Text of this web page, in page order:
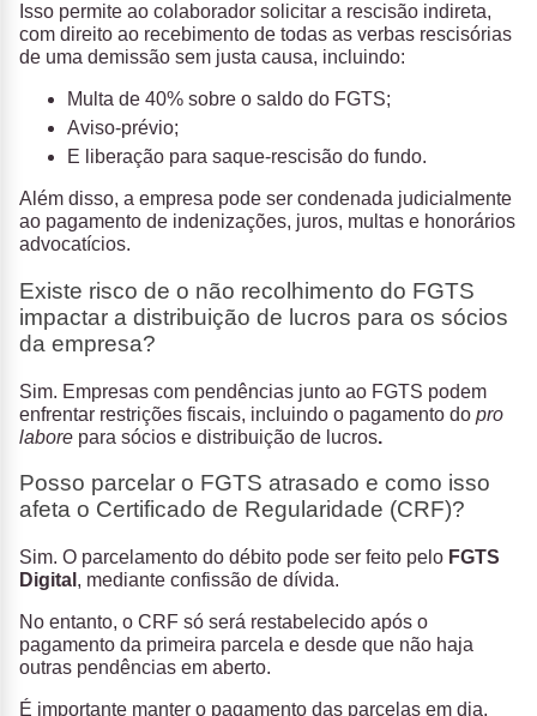
Isso permite ao colaborador solicitar a rescisão indireta,
com direito ao recebimento de todas as verbas rescisórias
de uma demissão sem justa causa, incluindo:
Multa de 40% sobre o saldo do FGTS;
Aviso-prévio;
E liberação para saque-rescisão do fundo.
Além disso, a empresa pode ser condenada judicialmente
ao pagamento de indenizações, juros, multas e honorários
advocatícios.
Existe risco de o não recolhimento do FGTS
impactar a distribuição de lucros para os sócios
da empresa?
Sim. Empresas com pendências junto ao FGTS podem
enfrentar restrições fiscais, incluindo o pagamento do pro
labore para sócios e distribuição de lucros.
Posso parcelar o FGTS atrasado e como isso
afeta o Certificado de Regularidade (CRF)?
Sim. O parcelamento do débito pode ser feito pelo FGTS
Digital , mediante confissão de dívida.
No entanto, o CRF só será restabelecido após o
pagamento da primeira parcela e desde que não haja
outras pendências em aberto.
É importante manter o pagamento das parcelas em dia,